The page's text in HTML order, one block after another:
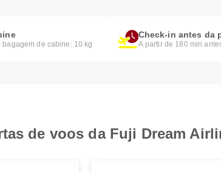
de cabine: 10 kg
Check-in antes da
A partir de 180 min
de voos da Fuji Dream